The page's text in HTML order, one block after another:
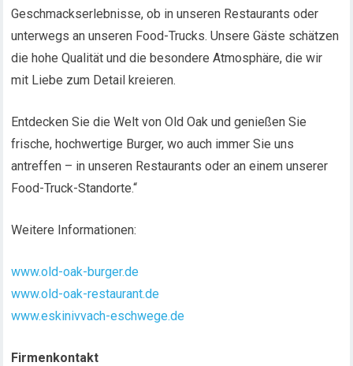
Geschmackserlebnisse, ob in unseren Restaurants oder
unterwegs an unseren Food-Trucks. Unsere Gäste schätzen
die hohe Qualität und die besondere Atmosphäre, die wir
mit Liebe zum Detail kreieren.
Entdecken Sie die Welt von Old Oak und genießen Sie
frische, hochwertige Burger, wo auch immer Sie uns
antreffen – in unseren Restaurants oder an einem unserer
Food-Truck-Standorte.“
Weitere Informationen:
www.old-oak-burger.de
www.old-oak-restaurant.de
www.eskinivvach-eschwege.de
Firmenkontakt